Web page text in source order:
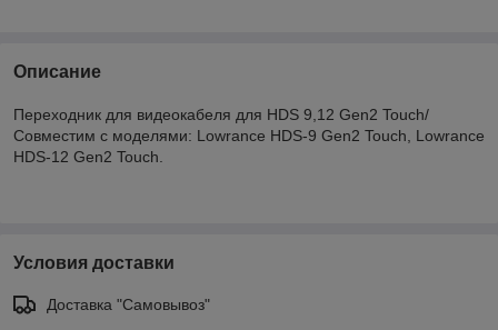
Описание
Переходник для видеокабеля для HDS 9,12 Gen2 Touch/
Совместим с моделями: Lowrance HDS-9 Gen2 Touch, Lowrance
HDS-12 Gen2 Touch.
Условия доставки
Доставка "Самовывоз"